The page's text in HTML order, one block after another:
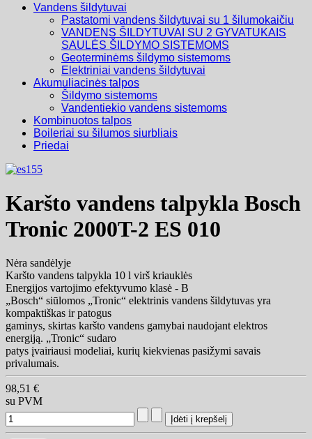
Vandens šildytuvai
Pastatomi vandens šildytuvai su 1 šilumokaičiu
VANDENS ŠILDYTUVAI SU 2 GYVATUKAIS
SAULĖS ŠILDYMO SISTEMOMS
Geoterminėms šildymo sistemoms
Elektriniai vandens šildytuvai
Akumuliacinės talpos
Šildymo sistemoms
Vandentiekio vandens sistemoms
Kombinuotos talpos
Boileriai su šilumos siurbliais
Priedai
Karšto vandens talpykla Bosch
Tronic 2000T-2 ES 010
Nėra sandėlyje
Karšto vandens talpykla 10 l virš kriauklės
Energijos vartojimo efektyvumo klasė - B
„Bosch“ siūlomos „Tronic“ elektrinis vandens šildytuvas yra
kompaktiškas ir patogus
gaminys, skirtas karšto vandens gamybai naudojant elektros
energiją. „Tronic“ sudaro
patys įvairiausi modeliai, kurių kiekvienas pasižymi savais
privalumais.
98,51 €
su PVM